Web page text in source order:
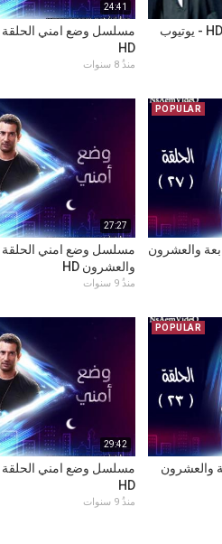
24:41
HD
منذُ 8 سنوات
POPULAR
الحلقة 27 السابعة والعشرون
27:27
والعشرون HD
منذُ 9 سنوات
POPULAR
الحلقة 23الثالثة والعشرون
29:42
HD
منذُ 9 سنوات